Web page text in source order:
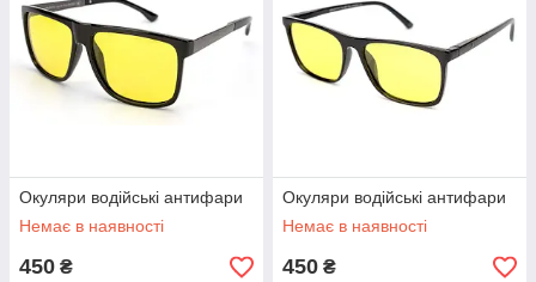
Окуляри водійські антифари
Немає в наявності
450 ₴
Окуляри водійські антифари
Немає в наявності
450 ₴